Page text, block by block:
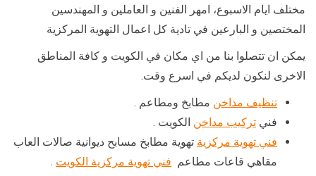
مختلف ايام الاسبوع، امهر الفنين و العاملين و المهندسين
المختصين و البارعين في تادية كل اعمال التهوية المركزية
يمكن ان تتصلوا بنا من اي مكان في الكويت و كافة المناطق
الاخرى لنكون لديكم في اسرع وقت.
تنظيف مداخن مطابخ ومطاعم .
فني تركيب مداخن الكويت .
فني تهوية مركزية تهوية مطابخ مسابح ديوانية صالات العاب
مقاهي قاعات مطاعم فني تهوية مركزية الكويت .